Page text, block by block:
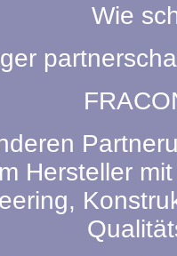
Wie
Hersteller